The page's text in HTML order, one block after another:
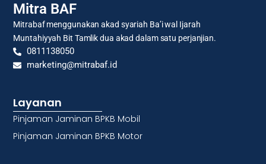
Mitra BAF
Mitrabaf menggunakan akad syariah Ba’i wal Ijarah
Muntahiyyah Bit Tamlik dua akad dalam satu perjanjian.
0811138050
marketing@mitrabaf.id
Layanan
Pinjaman Jaminan BPKB Mobil
Pinjaman Jaminan BPKB Motor